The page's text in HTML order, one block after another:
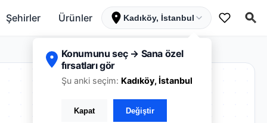
Şehirler Ürünler Kadıköy, İstanbul
Konumunu seç → Sana özel
fırsatları gör
Şu anki seçim: Kadıköy, İstanbul
Kapat Değiştir